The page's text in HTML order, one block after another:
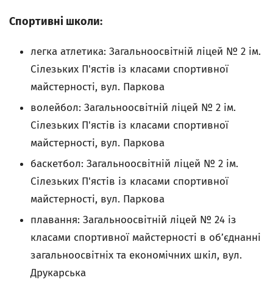
Спортивні школи:
легка атлетика: Загальноосвітній ліцей № 2 ім.
Сілезьких П'ястів із класами спортивної
майстерності, вул. Паркова
волейбол: Загальноосвітній ліцей № 2 ім.
Сілезьких П'ястів із класами спортивної
майстерності, вул. Паркова
баскетбол: Загальноосвітній ліцей № 2 ім.
Сілезьких П'ястів із класами спортивної
майстерності, вул. Паркова
плавання: Загальноосвітній ліцей № 24 із
класами спортивної майстерності в об’єднанні
загальноосвітніх та економічних шкіл, вул.
Друкарська